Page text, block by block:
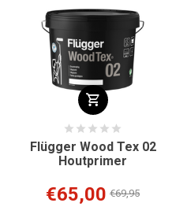
Flügger Wood Tex 02
Houtprimer
€65,00 €69,95